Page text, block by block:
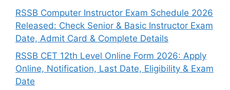
RSSB Computer Instructor Exam Schedule 2026
Released: Check Senior & Basic Instructor Exam
Date, Admit Card & Complete Details
RSSB CET 12th Level Online Form 2026: Apply
Online, Notification, Last Date, Eligibility & Exam
Date